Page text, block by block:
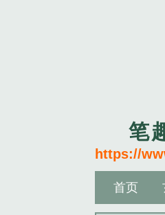
笔
https://
首页